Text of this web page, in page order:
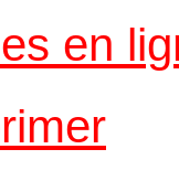
en